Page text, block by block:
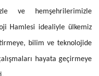
ve hemşehrilerimizle
Hamlesi idealiyle ülkemiz
bilim ve teknolojide
hayata geçirmeye